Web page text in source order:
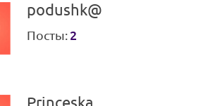
podushk@
Посты: 2
Princeska